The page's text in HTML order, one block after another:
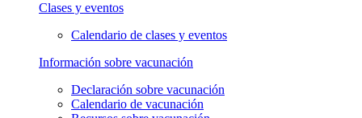
Clases y eventos
Calendario de clases y eventos
Información sobre vacunación
Declaración sobre vacunación
Calendario de vacunación